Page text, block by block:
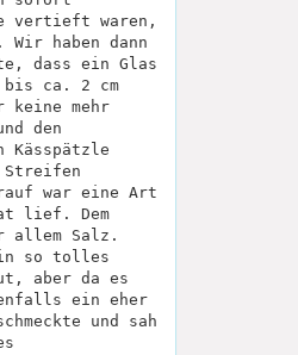
vertieft waren,
haben dann
dass ein Glas
ca. 2 cm
keine mehr
den
war eine Art
lief. Dem
allem Salz.
so tolles
aber da es
ein eher
und sah